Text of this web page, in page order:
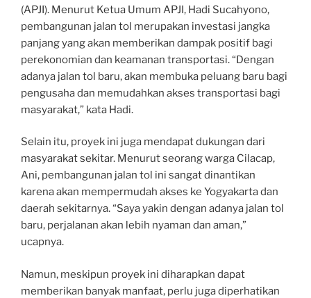
(APJI). Menurut Ketua Umum APJI, Hadi Sucahyono,
pembangunan jalan tol merupakan investasi jangka
panjang yang akan memberikan dampak positif bagi
perekonomian dan keamanan transportasi. “Dengan
adanya jalan tol baru, akan membuka peluang baru bagi
pengusaha dan memudahkan akses transportasi bagi
masyarakat,” kata Hadi.
Selain itu, proyek ini juga mendapat dukungan dari
masyarakat sekitar. Menurut seorang warga Cilacap,
Ani, pembangunan jalan tol ini sangat dinantikan
karena akan mempermudah akses ke Yogyakarta dan
daerah sekitarnya. “Saya yakin dengan adanya jalan tol
baru, perjalanan akan lebih nyaman dan aman,”
ucapnya.
Namun, meskipun proyek ini diharapkan dapat
memberikan banyak manfaat, perlu juga diperhatikan